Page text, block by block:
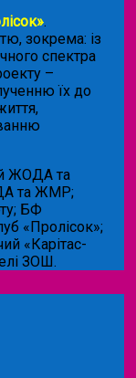
.
зокрема: із
спектра
–
їх до
ЖОДА та
та ЖМР;
БФ
«Пролісок»;
«Карітас-
ЗОШ.